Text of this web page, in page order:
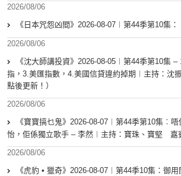
2026/08/06
《日本咒怨凶間》2026-08-07︱第44季第10集
2026/08/06
《沈大師講投資》2026-08-05︱第44季第10集
指，3.美匯指數，4.美國信貸違約掉期︱主持：沈
點後更新！）
2026/08/06
《寶寶搞乜鬼》2026-08-07︱第44季第10集︰
怡，佢係獨立歌手 – 李然︱主持：寶珠、寶堅 嘉
2026/08/06
《虎豹 • 獵奇》2026-08-07︱第44季10集：御